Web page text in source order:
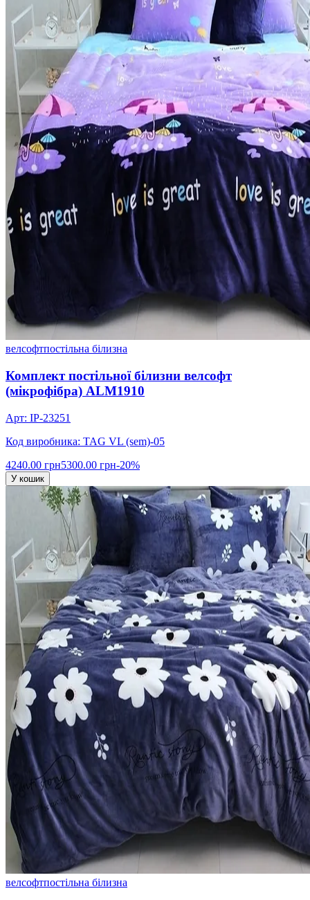
велсофтпостільна білизна
Комплект постільної білизни велсофт
(мікрофібра) ALM1910
Арт: IP-23251
Код виробника: TAG VL (sem)-05
4240.00 грн5300.00 грн-20%
У кошик
велсофтпостільна білизна